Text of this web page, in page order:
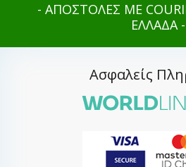
- ΑΠΟΣΤΟΛΕΣ ΜΕ
ΕΛΛΑΔΑ -
Ασφαλείς